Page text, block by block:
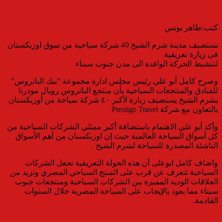
كتب:طاهر يونس
تستضيف مدينة شرم الشيخ 40 شركة سياحية من سوق اوزبكستان
فى زيارة تعريفية
لتنشيط الحركة الوافدة الى مدن جنوب سيناء
وصرح كامل أبو علي رئيس مجلس ادارة مجموعة “بيك الباتروس”
للفنادق والمنتجعات السياحية بأن منتجع الباتروس رويال مودرنا
بشرم الشيخ يستضيف زيارة لأكبر ٤٠ شركة سياحة من أوزبكستان
بالتعاون مع شركة Prestige Travel
وأكد أبو علي الاهتمام باستضافة أكبر ممثلي الشركات السياحية من
كل أسواق السياحة العالمية حيث إن اوزبكستان من أهم الأسواق
الناشئة المصدرة للسياحة لشرم الشيخ .
واضاف كامل ابوعلى أن هذه الجولة التعريفية تجعل الشركات
السياحية تتعرف عن قرب على المنتج السياحي المصري وتزيد من
العلاقات الودية المميزة بين الشركات السياحية ومنتجعات جنوب
سيناء مما يعود بالإيجاب على السياحة المصرية خلال السنوات
القادمة.